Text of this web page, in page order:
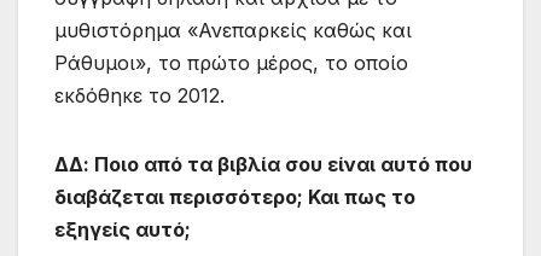
μυθιστόρημα «Ανεπαρκείς καθώς και
Ράθυμοι», το πρώτο μέρος, το οποίο
εκδόθηκε το 2012.
ΔΔ: Ποιο από τα βιβλία σου είναι αυτό που
διαβάζεται περισσότερο; Και πως το
εξηγείς αυτό;